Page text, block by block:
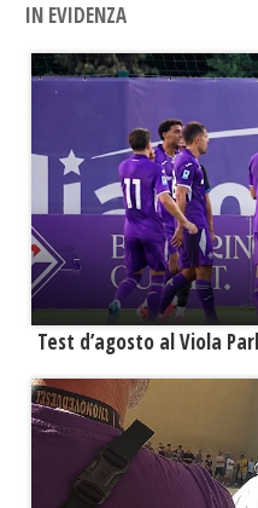
IN EVIDENZA
Test d’agosto al Viola